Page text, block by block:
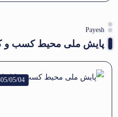
Payesh
پایش ملی محیط کسب و
05/04